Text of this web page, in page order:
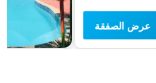
عرض الصفقة